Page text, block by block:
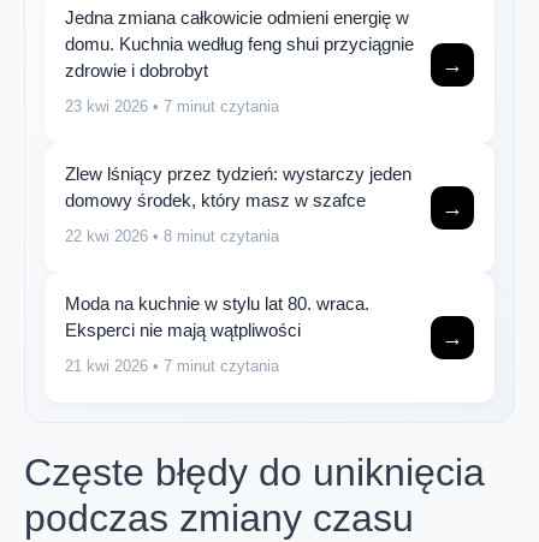
Jedna zmiana całkowicie odmieni energię w
domu. Kuchnia według feng shui przyciągnie
zdrowie i dobrobyt
23 kwi 2026 • 7 minut czytania
→
Zlew lśniący przez tydzień: wystarczy jeden
domowy środek, który masz w szafce
22 kwi 2026 • 8 minut czytania
→
Moda na kuchnie w stylu lat 80. wraca.
Eksperci nie mają wątpliwości
21 kwi 2026 • 7 minut czytania
→
Częste błędy do uniknięcia
podczas zmiany czasu